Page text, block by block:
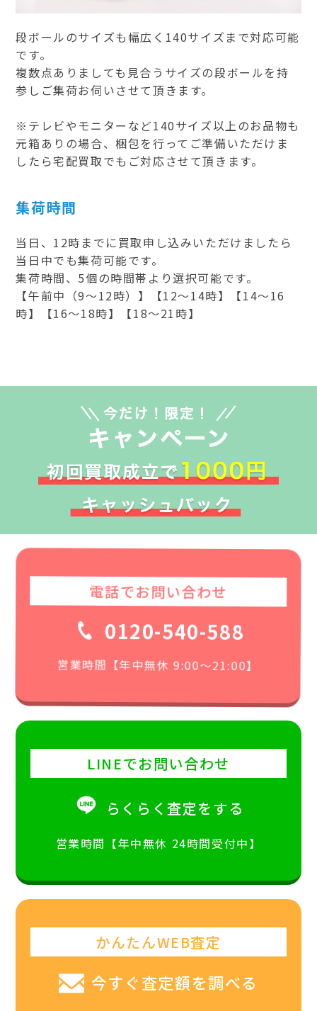
段ボールのサイズも幅広く140サイズまで対応可能
です。
複数点ありましても見合うサイズの段ボールを持
参しご集荷お伺いさせて頂きます。
※テレビやモニターなど140サイズ以上のお品物も
元箱ありの場合、梱包を行ってご準備いただけま
したら宅配買取でもご対応させて頂きます。
集荷時間
当日、12時までに買取申し込みいただけましたら
当日中でも集荷可能です。
集荷時間、5個の時間帯より選択可能です。
【午前中（9～12時）】【12～14時】【14～16
時】【16～18時】【18～21時】
電話でお問い合わせ
0120-540-588
営業時間【年中無休 9:00〜21:00】
LINEでお問い合わせ
らくらく査定をする
営業時間【年中無休 24時間受付中】
かんたんWEB査定
今すぐ査定額を調べる